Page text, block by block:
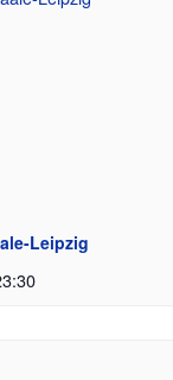
Leipzig